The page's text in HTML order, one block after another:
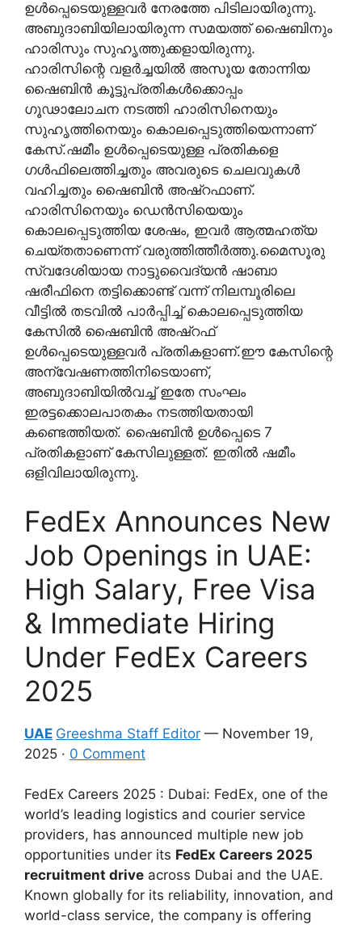
ഉൾപ്പെടെയുള്ളവർ നേരത്തേ പിടിലായിരുന്നു.
അബുദാബിയിലായിരുന്ന സമയത്ത് ഷൈബിനും
ഹാരിസും സുഹൃത്തുക്കളായിരുന്നു.
ഹാരിസിന്റെ വളർച്ചയിൽ അസൂയ തോന്നിയ
ഷൈബിൻ കൂട്ടുപ്രതികൾക്കൊപ്പം
ഗൂഢാലോചന നടത്തി ഹാരിസിനെയും
സുഹൃത്തിനെയും കൊലപ്പെടുത്തിയെന്നാണ്
കേസ്.ഷമീം ഉൾപ്പെടെയുള്ള പ്രതികളെ
ഗൾഫിലെത്തിച്ചതും അവരുടെ ചെലവുകൾ
വഹിച്ചതും ഷൈബിൻ അഷ്റഫാണ്.
ഹാരിസിനെയും ഡെൻസിയെയും
കൊലപ്പെടുത്തിയ ശേഷം, ഇവർ ആത്മഹത്യ
ചെയ്തതാണെന്ന് വരുത്തിത്തീർത്തു.മൈസൂരു
സ്വദേശിയായ നാട്ടുവൈദ്യൻ ഷാബാ
ഷരീഫിനെ തട്ടിക്കൊണ്ട് വന്ന് നിലമ്പൂരിലെ
വീട്ടിൽ തടവിൽ പാർപ്പിച്ച് കൊലപ്പെടുത്തിയ
കേസിൽ ഷൈബിൻ അഷ്റഫ്
ഉൾപ്പെടെയുള്ളവർ പ്രതികളാണ്.ഈ കേസിന്റെ
അന്വേഷണത്തിനിടെയാണ്,
അബുദാബിയിൽവച്ച് ഇതേ സംഘം
ഇരട്ടക്കൊലപാതകം നടത്തിയതായി
കണ്ടെത്തിയത്. ഷൈബിൻ ഉൾപ്പെടെ 7
പ്രതികളാണ് കേസിലുള്ളത്. ഇതിൽ ഷമീം
ഒളിവിലായിരുന്നു.
FedEx Announces New
Job Openings in UAE:
High Salary, Free Visa
& Immediate Hiring
Under FedEx Careers
2025
UAE Greeshma Staff Editor — November 19,
2025 · 0 Comment
FedEx Careers 2025 : Dubai: FedEx, one of the
world’s leading logistics and courier service
providers, has announced multiple new job
opportunities under its FedEx Careers 2025
recruitment drive across Dubai and the UAE.
Known globally for its reliability, innovation, and
world-class service, the company is offering